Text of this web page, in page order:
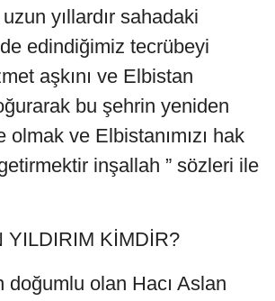
yıllardır sahadaki
edindiğimiz tecrübeyi
aşkını ve Elbistan
bu şehrin yeniden
olmak ve Elbistanımızı hak
inşallah ” sözleri ile
YILDIRIM KİMDİR?
doğumlu olan Hacı Aslan